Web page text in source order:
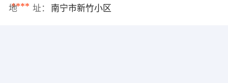
****
地 址： 南宁市新竹小区